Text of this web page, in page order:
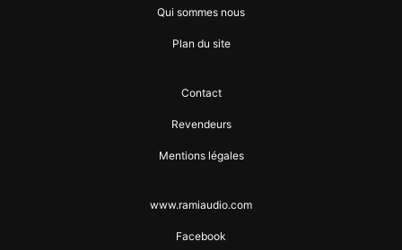
Qui sommes nous
Plan du site
Contact
Revendeurs
Mentions légales
www.ramiaudio.com
Facebook